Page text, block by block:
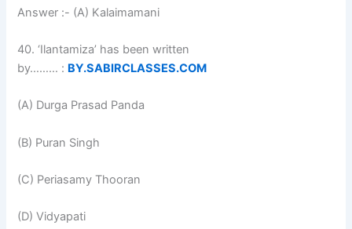
Answer :- (A) Kalaimamani
40. ‘Ilantamiza’ has been written
by……… : BY.SABIRCLASSES.COM
(A) Durga Prasad Panda
(B) Puran Singh
(C) Periasamy Thooran
(D) Vidyapati